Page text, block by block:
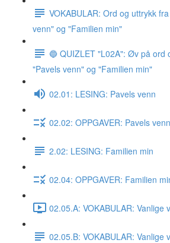
VOKABULAR: Ord og uttrykk
venn" og "Familien min"
🔵 QUIZLET "L02A": Øv på ord
"Pavels venn" og "Familien min"
02.01: LESING: Pavels venn
02.02: OPPGAVER: Pavels venn
2.02: LESING: Familien min
02.04: OPPGAVER: Familien
02.05.A: VOKABULAR: Vanlige
02.05.B: VOKABULAR: Vanlige